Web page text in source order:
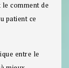
comment de
patient ce
entre le